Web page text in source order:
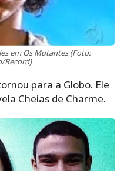
em Os Mutantes (Foto:
Record)
para a Globo. Ele
Cheias de Charme.